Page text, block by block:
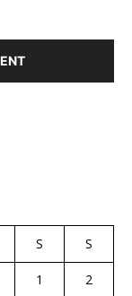
S S
1 2